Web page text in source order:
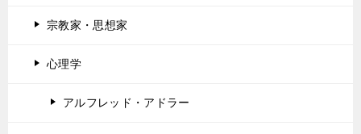
宗教家・思想家
心理学
アルフレッド・アドラー